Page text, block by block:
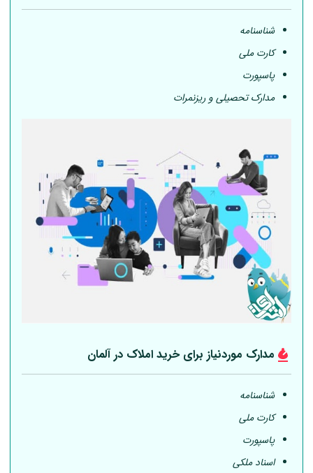
شناسنامه
کارت ملی
پاسپورت
مدارک تحصیلی و ریزنمرات
مدارک موردنیاز برای خرید املاک درآلمان
شناسنامه
کارت ملی
پاسپورت
اسناد ملکی